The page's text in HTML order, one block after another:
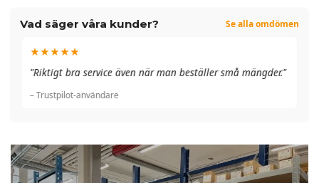
Vad säger våra kunder? Se alla omdömen
★★★★★
"Riktigt bra service även när man beställer små mängder."
– Trustpilot-användare